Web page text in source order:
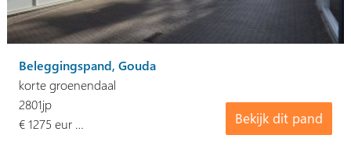
Beleggingspand, Gouda
korte groenendaal
Bekijk dit pand
2801jp
€ 1275 eur …